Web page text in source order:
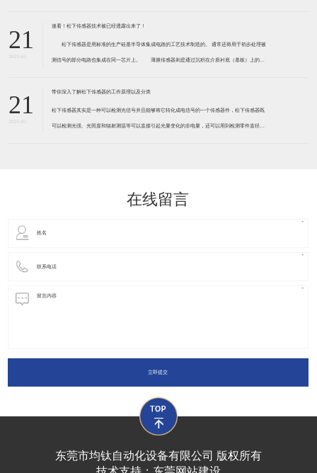
带有应变片的弹性体组成。弹性体通常由钢
21
2021-01
速看！松下传感器技术被已经透露出来了！
松下传感器是用标准的生产硅基半导体集成电路的工艺技术制造的。 通常还将用于初步处理被
测信号的部分电路也集成在同一芯片上。 薄膜传感器则是通过沉积在介质衬底（基板）上的，
器是利用相应材料的浆料，涂覆在陶瓷基片上
21
2021-01
带你深入了解松下传感器的工作原理以及分类
松下传感器其实是一种可以检测光信号并且能够将它转化成电信号的一个传感器件，松下传感器既
可以检测光强、光照度和辐射测温等可以直接引起光量变化的非电量，还可以用到检测零件直径、
在线留言
立即提交
东莞市均钛自动化设备有限公司 版权所有